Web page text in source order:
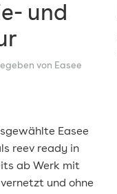
und
von Easee
Easee
reev ready in
ab Werk mit
und ohne